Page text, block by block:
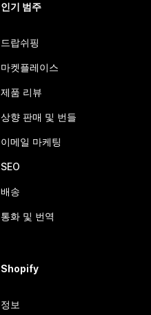
인기 범주
드랍쉬핑
마켓플레이스
제품 리뷰
상향 판매 및 번들
이메일 마케팅
SEO
배송
통화 및 번역
Shopify
정보